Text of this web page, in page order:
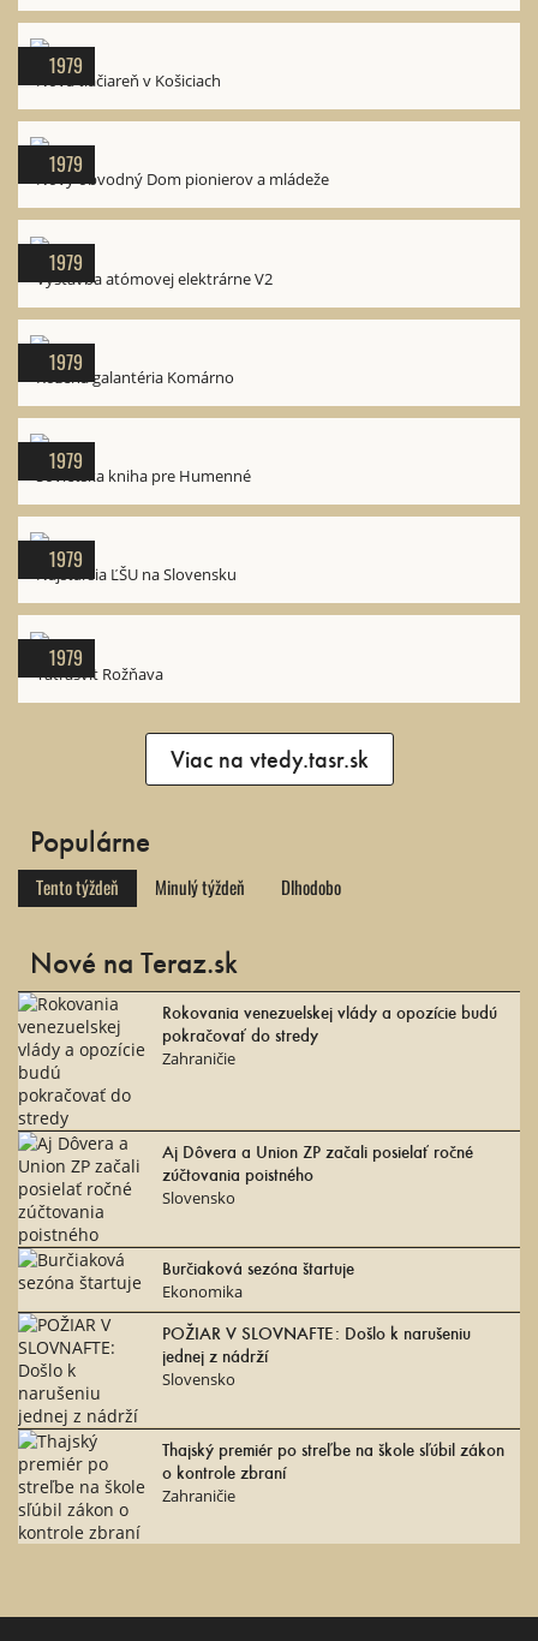
1979
Nová tlačiareň v Košiciach
1979
Nový obvodný Dom pionierov a mládeže
1979
Výstavba atómovej elektrárne V2
1979
Kožená galantéria Komárno
1979
Sovietska kniha pre Humenné
1979
Najstaršia ĽŠU na Slovensku
1979
Tatrasvit Rožňava
Viac na vtedy.tasr.sk
Populárne
Tento týždeň Minulý týždeň Dlhodobo
Nové na Teraz.sk
Rokovania venezuelskej vlády a opozície budú
pokračovať do stredy
Zahraničie
Aj Dôvera a Union ZP začali posielať ročné
zúčtovania poistného
Slovensko
Burčiaková sezóna štartuje
Ekonomika
POŽIAR V SLOVNAFTE: Došlo k narušeniu
jednej z nádrží
Slovensko
Thajský premiér po streľbe na škole sľúbil zákon
o kontrole zbraní
Zahraničie